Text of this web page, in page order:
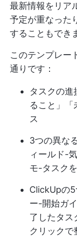
最新情報をリア
予定が重なった
することもでき
このテンプレー
通りです：
タスクの進
ること」「
ス
3つの異な
ィールド-
モ-タスク
ClickUpの5
ー-開始ガ
了したタス
クリックで